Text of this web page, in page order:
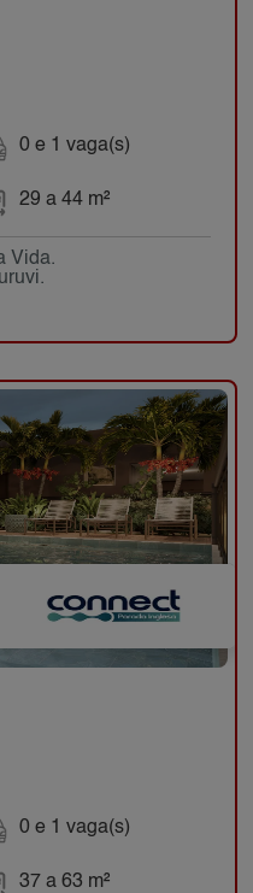
0 e 1 vaga(s)
29 a 44 m²
Vida.
0 e 1 vaga(s)
37 a 63 m²